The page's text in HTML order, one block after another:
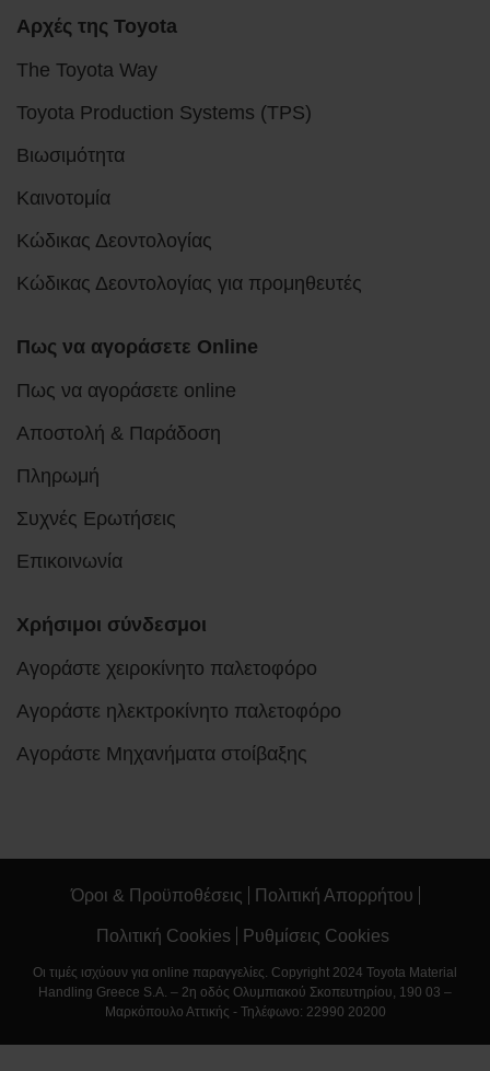
Αρχές της Toyota
The Toyota Way
Toyota Production Systems (TPS)
Βιωσιμότητα
Καινοτομία
Κώδικας Δεοντολογίας
Κώδικας Δεοντολογίας για προμηθευτές
Πως να αγοράσετε Online
Πως να αγοράσετε online
Αποστολή & Παράδοση
Πληρωμή
Συχνές Ερωτήσεις
Επικοινωνία
Χρήσιμοι σύνδεσμοι
Αγοράστε χειροκίνητο παλετοφόρο
Αγοράστε ηλεκτροκίνητο παλετοφόρο
Αγοράστε Μηχανήματα στοίβαξης
Όροι & Προϋποθέσεις Πολιτική Απορρήτου
Πολιτική Cookies Ρυθμίσεις Cookies
Οι τιμές ισχύουν για online παραγγελίες. Copyright 2024 Toyota Material
Handling Greece S.A. – 2η οδός Ολυμπιακού Σκοπευτηρίου, 190 03 –
Μαρκόπουλο Αττικής - Τηλέφωνο: 22990 20200